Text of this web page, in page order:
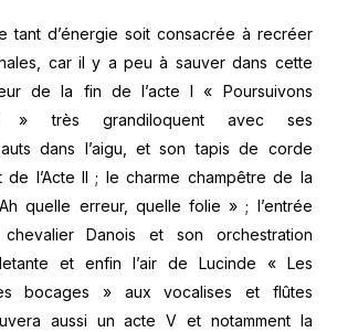
tant d’énergie soit consacrée à recréer
car il y a peu à sauver dans cette
de la fin de l’acte I « Poursuivons
» très grandiloquent avec ses
dans l’aigu, et son tapis de corde
l’Acte II ; le charme champêtre de la
quelle erreur, quelle folie » ; l’entrée
Danois et son orchestration
et enfin l’air de Lucinde « Les
bocages » aux vocalises et flûtes
aussi un acte V et notamment la